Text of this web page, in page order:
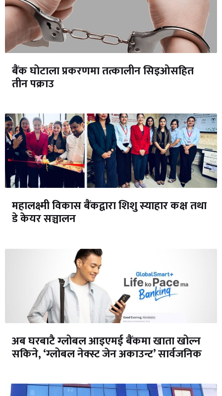
बैंक घोटाला प्रकरणमा तत्कालीन सिइओसहित
तीन पक्राउ
महालक्ष्मी विकास बैंकद्वारा शिशु स्याहार कक्ष तथा
डे केयर सञ्चालन
अब घरबाटै ग्लोबल आइएमई बैंकमा खाता खोल्न
सकिने, ‘ग्लोबल नेक्स्ट जेन अकाउन्ट’ सार्वजनिक